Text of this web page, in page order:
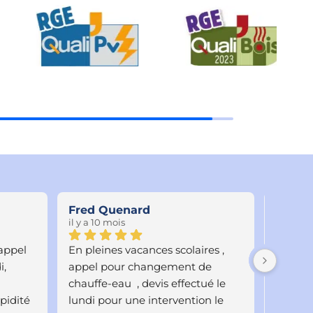
Fred Quenard
il y a 10 mois
En pleines vacances scolaires ,
appel pour changement de
chauffe-eau  , devis effectué le
lundi pour une intervention le
pour